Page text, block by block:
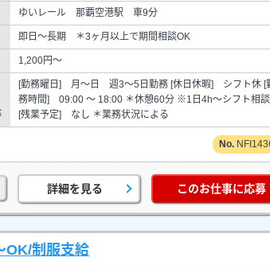
ゆいレール 那覇空港駅 車9分
即日～長期 ＊3ヶ月以上で期間相談OK
1,200円～
[勤務曜日] 月～日 週3～5日勤務 [休日休暇] シフト休 [
務時間] 09:00 ～ 18:00 ＊休憩60分 ※1日4h～シフト相
[残業予定] なし ＊業務状況による
詳細を見る このお仕事に応募
OK/制服支給